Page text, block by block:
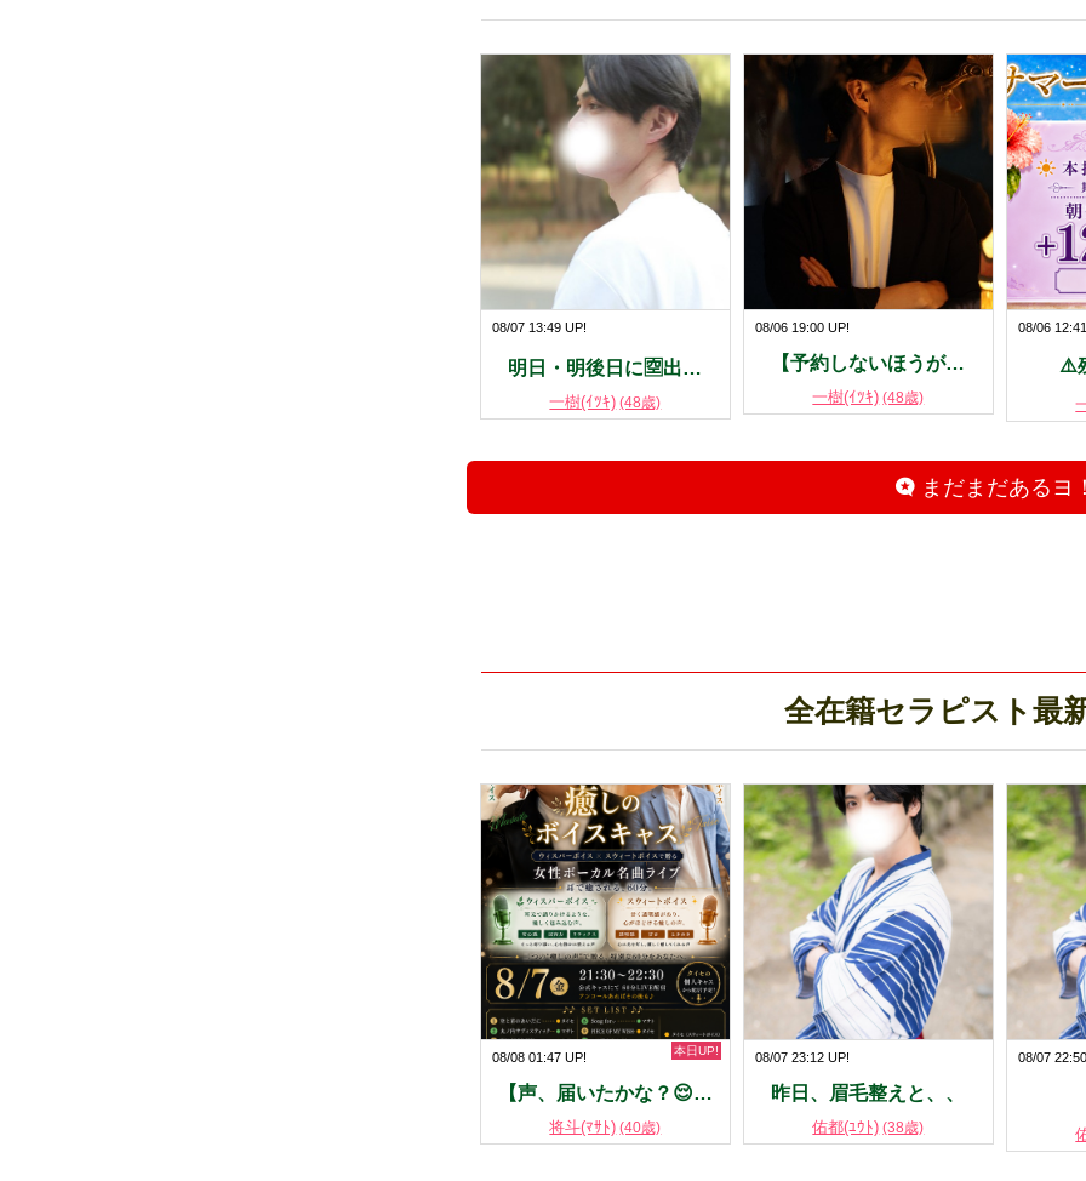
08/07 13:49 UP!
明日・明後日に🈳出…
一樹(ｲﾂｷ) (48歳)
08/06 19:00 UP!
【予約しないほうが…
一樹(ｲﾂｷ) (48歳)
08/06
⚠️
まだまだあるヨ！
全在籍セラピスト最
08/08 01:47 UP! 本日UP!
【声、届いたかな？😌…
将斗(ﾏｻﾄ) (40歳)
08/07 23:12 UP!
昨日、眉毛整えと、、
佑都(ﾕｳﾄ) (38歳)
08/07